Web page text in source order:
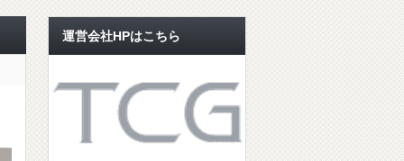
運営会社HPはこちら